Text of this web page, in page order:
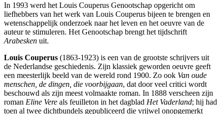
In 1993 werd het Louis Couperus Genootschap opgericht om
liefhebbers van het werk van Louis Couperus bijeen te brengen en
wetenschappelijk onderzoek naar het leven en het oeuvre van de
auteur te stimuleren. Het Genootschap brengt het tijdschrift
Arabesken uit.
Louis Couperus (1863-1923) is een van de grootste schrijvers uit
de Nederlandse geschiedenis. Zijn klassiek geworden oeuvre geeft
een meesterlijk beeld van de wereld rond 1900. Zo ook Van oude
menschen, de dingen, die voorbijgaan, dat door veel critici wordt
beschouwd als zijn meest volmaakte roman. In 1888 verscheen zijn
roman Eline Vere als feuilleton in het dagblad Het Vaderland; hij had
toen al twee dichtbundels gepubliceerd die vrijwel onopgemerkt